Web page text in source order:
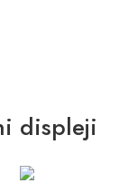
displeji